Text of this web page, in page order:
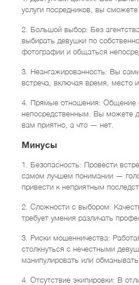
услуги посредников, вы сможете
2. Большой выбор: Без
выбирать девушки по
фотографии и общаться
3. Неангажированность: Вы
встреча, включая время, место и
4. Прямые отношения: Общение
непосредственным. Вы можете
вам приятно, а что — нет.
Минусы
1. Безопасность: Провести
самом лучшем понимании —
привести к неприятным
2. Сложности с выбором:
требует умения различать
3. Риски мошенничества:
столкнуться с нечестными
манипулировать или обманывать.
4. Отсутствие экипировки: В